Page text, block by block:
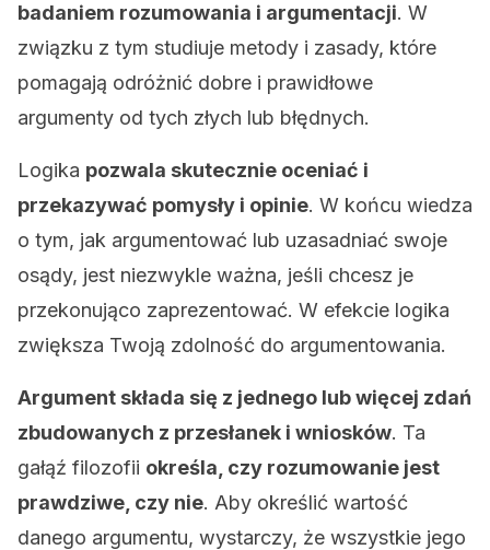
badaniem rozumowania i argumentacji. W
związku z tym studiuje metody i zasady, które
pomagają odróżnić dobre i prawidłowe
argumenty od tych złych lub błędnych.
Logika pozwala skutecznie oceniać i
przekazywać pomysły i opinie. W końcu wiedza
o tym, jak argumentować lub uzasadniać swoje
osądy, jest niezwykle ważna, jeśli chcesz je
przekonująco zaprezentować. W efekcie logika
zwiększa Twoją zdolność do argumentowania.
Argument składa się z jednego lub więcej zdań
zbudowanych z przesłanek i wniosków. Ta
gałąź filozofii określa, czy rozumowanie jest
prawdziwe, czy nie. Aby określić wartość
danego argumentu, wystarczy, że wszystkie jego